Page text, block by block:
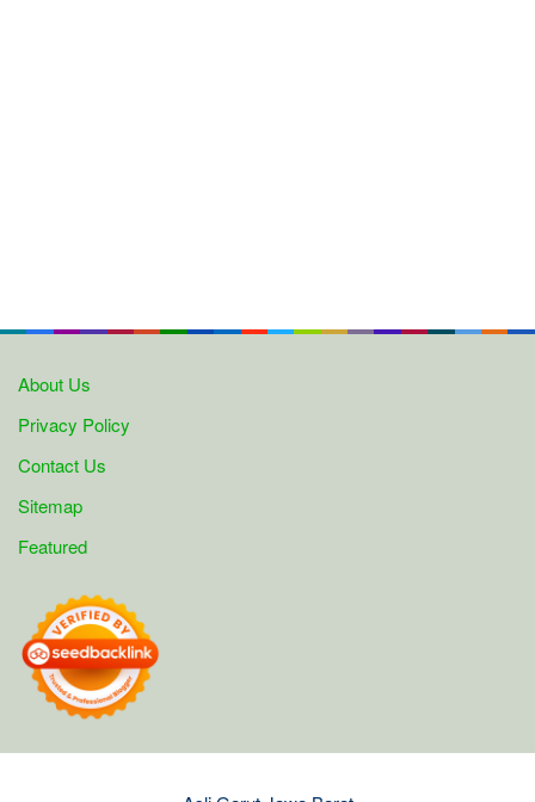
About Us
Privacy Policy
Contact Us
Sitemap
Featured